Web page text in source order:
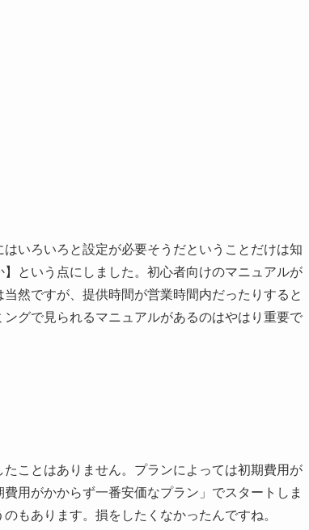
いろいろと設定が必要そうだということだけは知
という点にしました。初心者向けのマニュアルが
然ですが、提供時間が営業時間内だったりすると
グで見られるマニュアルがあるのはやはり重要で
ことはありません。プランによっては初期費用が
用がかからず一番安価なプラン」でスタートしま
もあります。損をしたくなかったんですね。